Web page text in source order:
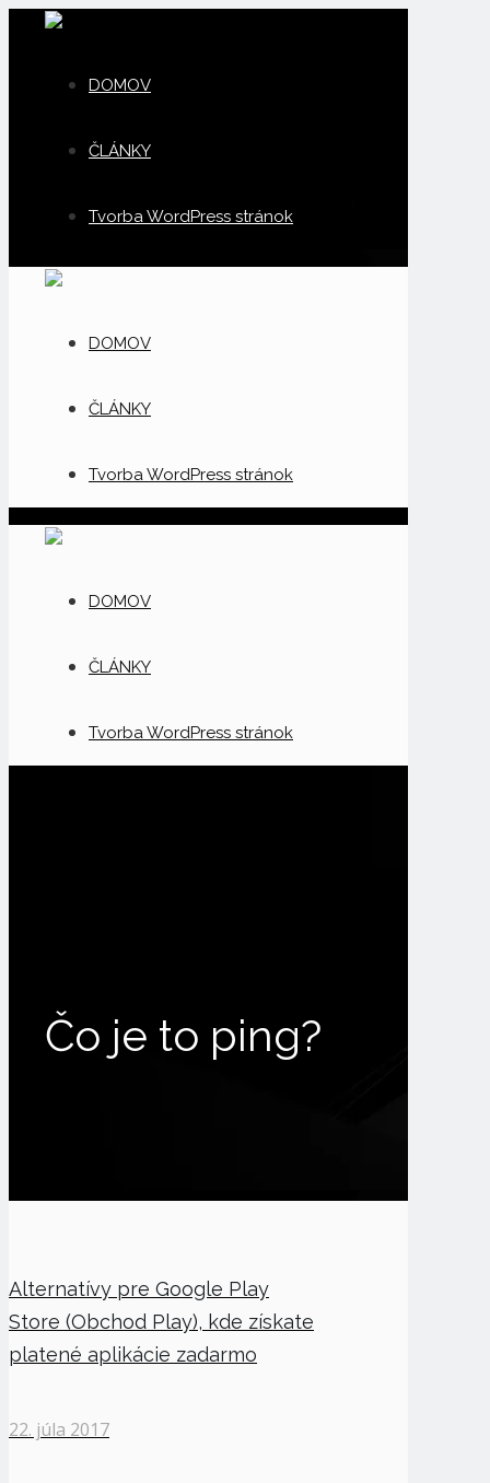
DOMOV
ČLÁNKY
Tvorba WordPress stránok
DOMOV
ČLÁNKY
Tvorba WordPress stránok
DOMOV
ČLÁNKY
Tvorba WordPress stránok
Čo je to ping?
Alternatívy pre Google Play
Store (Obchod Play), kde získate
platené aplikácie zadarmo
22. júla 2017